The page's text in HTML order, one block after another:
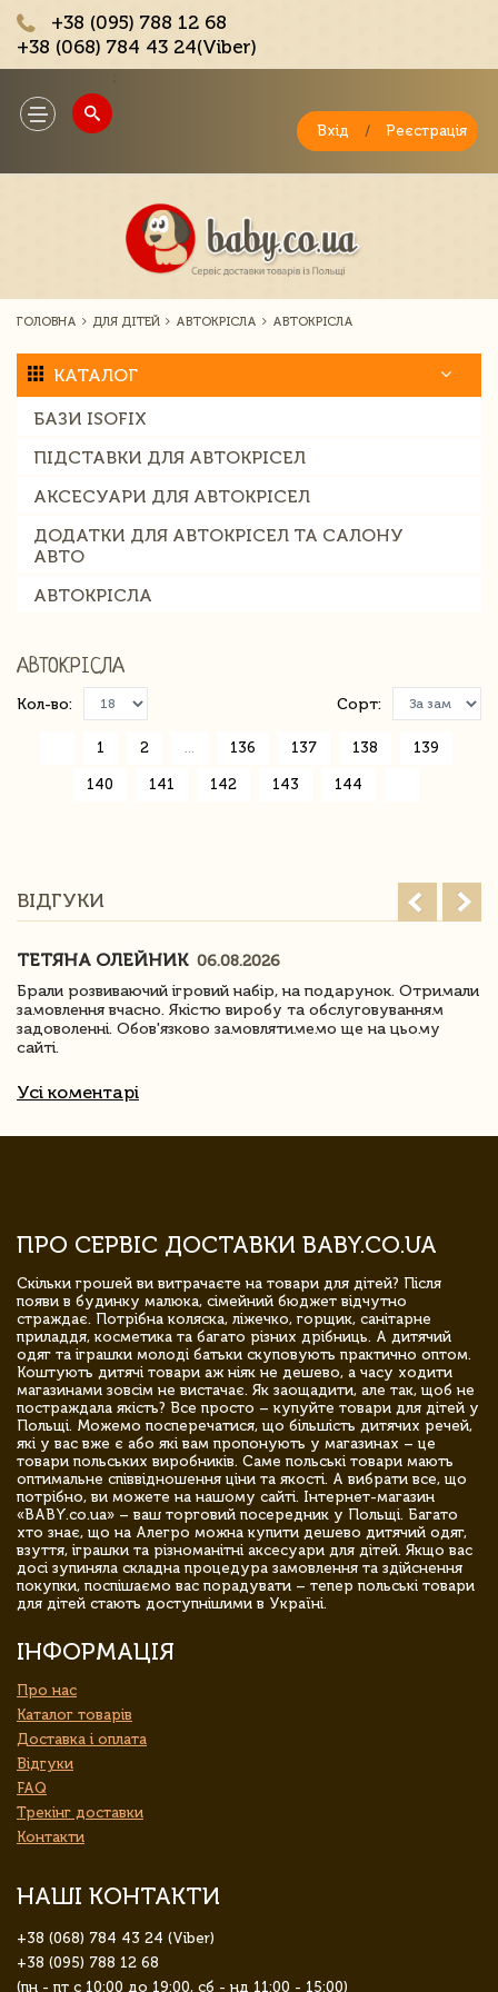
+38 (095) 788 12 68
+38 (068) 784 43 24(Viber)
Toggle
navigation
Вхід / Реєстрація
ГОЛОВНА ДЛЯ ДІТЕЙ АВТОКРІСЛА АВТОКРІСЛА
КАТАЛОГ
БАЗИ ISOFIX
ПІДСТАВКИ ДЛЯ АВТОКРІСЕЛ
АКСЕСУАРИ ДЛЯ АВТОКРІСЕЛ
ДОДАТКИ ДЛЯ АВТОКРІСЕЛ ТА САЛОНУ
АВТО
АВТОКРІСЛА
АВТОКРІСЛА
Кол-во: Сорт:
1 2 136 137 138 139
140 141 142 143 144
ВІДГУКИ
ТЕТЯНА ОЛЕЙНИК 06.08.2026
Брали розвиваючий ігровий набір, на подарунок. Отримали
замовлення вчасно. Якістю виробу та обслуговуванням
задоволенні. Обов'язково замовлятимемо ще на цьому
сайті.
Усі коментарі
ПРО СЕРВІС ДОСТАВКИ BABY.CO.UA
Скільки грошей ви витрачаєте на товари для дітей? Після
появи в будинку малюка, сімейний бюджет відчутно
страждає. Потрібна коляска, ліжечко, горщик, санітарне
приладдя, косметика та багато різних дрібниць. А дитячий
одяг та іграшки молоді батьки скуповують практично оптом.
Коштують дитячі товари аж ніяк не дешево, а часу ходити
магазинами зовсім не вистачає. Як заощадити, але так, щоб не
постраждала якість? Все просто – купуйте товари для дітей у
Польщі. Можемо посперечатися, що більшість дитячих речей,
які у вас вже є або які вам пропонують у магазинах – це
товари польських виробників. Саме польські товари мають
оптимальне співвідношення ціни та якості. А вибрати все, що
потрібно, ви можете на нашому сайті. Інтернет-магазин
«BABY.co.ua» – ваш торговий посередник у Польщі. Багато
хто знає, що на Алегро можна купити дешево дитячий одяг,
взуття, іграшки та різноманітні аксесуари для дітей. Якщо вас
досі зупиняла складна процедура замовлення та здійснення
покупки, поспішаємо вас порадувати – тепер польські товари
для дітей стають доступнішими в Україні.
ІНФОРМАЦІЯ
Про нас
Каталог товарів
Доставка і оплата
Відгуки
FAQ
Трекінг доставки
Контакти
НАШІ КОНТАКТИ
+38 (068) 784 43 24 (Viber)
+38 (095) 788 12 68
(пн - пт с 10:00 до 19:00, сб - нд 11:00 - 15:00)